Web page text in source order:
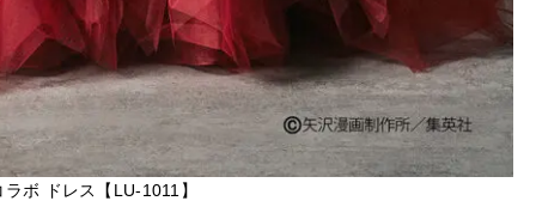
ボ ドレス【LU-1011】